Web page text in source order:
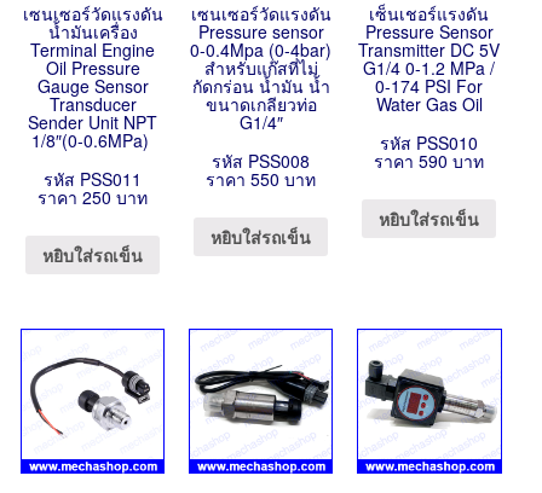
เซนเซอร์วัดแรงดัน
น้ำมันเครื่อง
Terminal Engine
Oil Pressure
Gauge Sensor
Transducer
Sender Unit NPT
1/8″(0-0.6MPa)
รหัส PSS011
ราคา 250 บาท
หยิบใส่รถเข็น
เซนเซอร์วัดแรงดัน
Pressure sensor
0-0.4Mpa (0-4bar)
สำหรับแก๊สที่ไม่
กัดกร่อน น้ำมัน น้ำ
ขนาดเกลียวท่อ
G1/4″
รหัส PSS008
ราคา 550 บาท
หยิบใส่รถเข็น
เซ็นเชอร์แรงดัน
Pressure Sensor
Transmitter DC 5V
G1/4 0-1.2 MPa /
0-174 PSI For
Water Gas Oil
รหัส PSS010
ราคา 590 บาท
หยิบใส่รถเข็น